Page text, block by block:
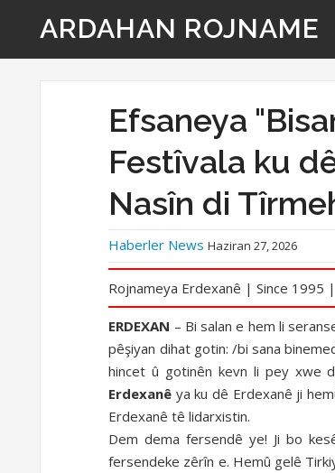
ARDAHAN ROJNAME
Efsaneya
Festîvala ku
Nasîn di
Haberler News Haziran 27, 2026
Rojnameya Erdexanê | Since 1995 |
ERDEXAN – Bi salan e hem li
pêşiyan dihat gotin: /bi sana
hincet û gotinên kevn li pey xwe
Erdexanê ya ku dê Erdexanê ji
Erdexanê tê lidarxistin.
Dem dema fersendê ye! Ji bo
fersendeke zêrîn e. Hemû gelê